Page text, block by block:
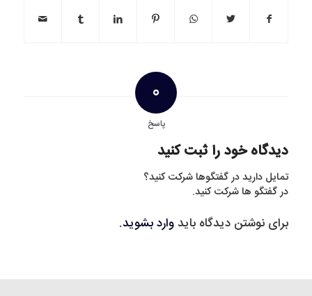
0
پاسخ
دیدگاه خود را ثبت کنید
تمایل دارید در گفتگوها شرکت کنید؟
در گفتگو ها شرکت کنید.
برای نوشتن دیدگاه بایدوارد بشوید.